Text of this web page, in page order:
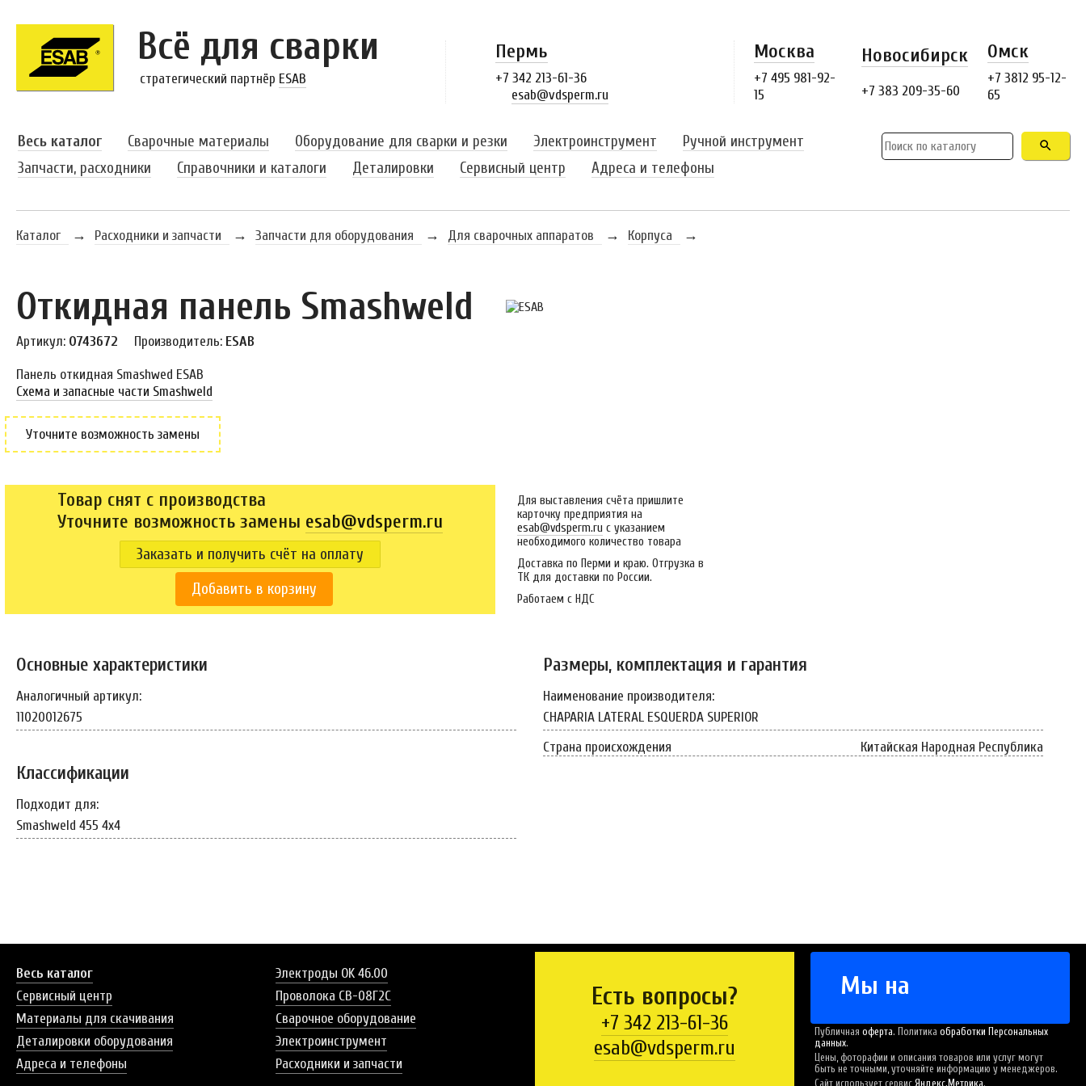
Всё для сварки
стратегический партнёр ESAB
Пермь
+7 342 213-61-36
esab@vdsperm.ru
Москва
+7 495 981-92-
15
Новосибирск
+7 383 209-35-60
Омск
+7 3812 95-12-
65
Весь каталог Сварочные материалы Оборудование для сварки и резки Электроинструмент
Ручной инструмент
Запчасти, расходники
Справочники и каталоги Деталировки Сервисный центр Адреса и телефоны
Каталог → Расходники и запчасти → Запчасти для оборудования → Для сварочных аппаратов → Корпуса →
Откидная панель Smashweld
Артикул: 0743672 Производитель: ESAB
Панель откидная Smashwed ESAB
Схема и запасные части Smashweld
Уточните возможность замены
Товар снят с производства
Уточните возможность замены esab@vdsperm.ru
Заказать и получить счёт на оплату
Добавить в корзину
Для выставления счёта пришлите
карточку предприятия на
esab@vdsperm.ru с указанием
необходимого количество товара
Доставка по Перми и краю. Отгрузка в
ТК для доставки по России.
Работаем с НДС
Основные характеристики
Аналогичный артикул:
11020012675
Классификации
Подходит для:
Smashweld 455 4x4
Размеры, комплектация и гарантия
Наименование производителя:
CHAPARIA LATERAL ESQUERDA SUPERIOR
Страна происхождения
Китайская Народная Республика
Весь каталог
Сервисный центр
Материалы для скачивания
Деталировки оборудования
Адреса и телефоны
Электроды OK 46.00
Проволока СВ-08Г2С
Сварочное оборудование
Электроинструмент
Расходники и запчасти
Есть вопросы?
+7 342 213-61-36
esab@vdsperm.ru
Мы на
Публичная оферта. Политика обработки Персональных
данных.
Цены, фоторафии и описания товаров или услуг могут
быть не точными, уточняйте информацию у менеджеров.
Сайт использует сервис Яндекс.Метрика.